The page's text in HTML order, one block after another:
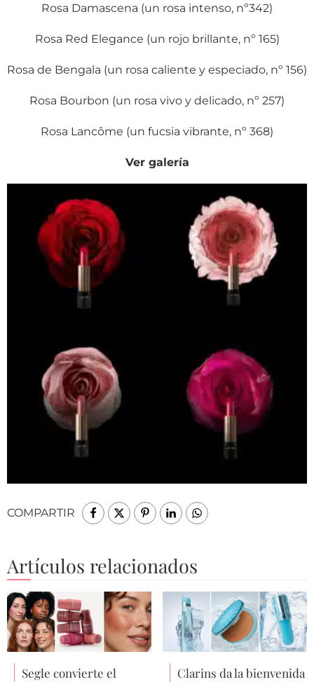
Rosa Damascena (un rosa intenso, nº342)
Rosa Red Elegance (un rojo brillante, nº 165)
Rosa de Bengala (un rosa caliente y especiado, nº 156)
Rosa Bourbon (un rosa vivo y delicado, nº 257)
Rosa Lancôme (un fucsia vibrante, nº 368)
Ver galería
COMPARTIR
Artículos relacionados
Segle convierte el Clarins da la bienvenida